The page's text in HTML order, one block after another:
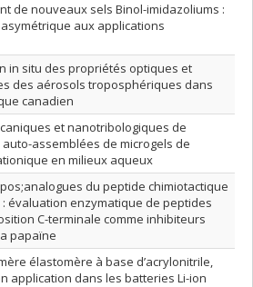
de nouveaux sels Binol-imidazoliums :
aux applications
in situ des propriétés optiques et
des aérosols troposphériques dans
canadien
et nanotribologiques de
assemblées de microgels de
en milieux aqueux
du peptide chimiotactique
: évaluation enzymatique de peptides
C-terminale comme inhibiteurs
papaïne
élastomère à base d’acrylonitrile,
application dans les batteries Li-ion